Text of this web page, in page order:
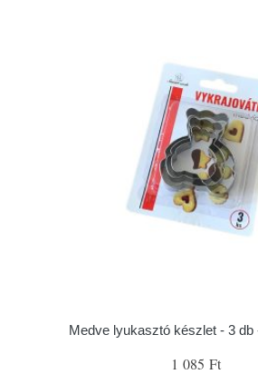
Medve lyukasztó készlet - 3 db
1 085 Ft